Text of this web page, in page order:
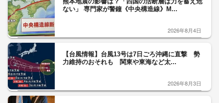
ない」 専門家が警鐘《中央構造線》M...
2026年8月4日
【台風情報】台風13号は7日ごろ沖縄に直撃 勢
力維持のおそれも 関東や東海など太...
2026年8月3日